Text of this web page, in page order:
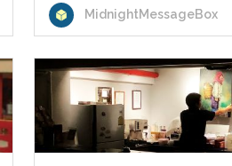
มันมากนัก “เช่นมือถือสุดที่รัก”
เพื่อป้องกัน กันอยู่ดี —...
MidnightMessageBox